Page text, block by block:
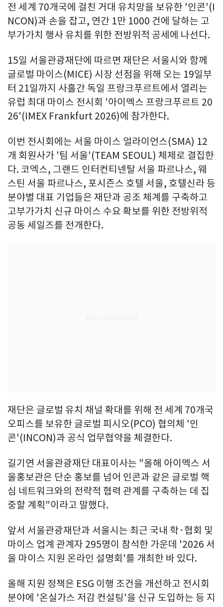
전 세계 70개국에 걸친 거대 유치망을 보유한 '인콘'(I
NCON)과 손을 잡고, 연간 1만 1000 건에 달하는 고
부가가치 행사 유치를 위한 전방위적 공세에 나선다.
15일 서울관광재단에 따르면 재단은 서울시와 함께
글로벌 마이스(MICE) 시장 선점을 위해 오는 19일부
터 21일까지 사흘간 독일 프랑크푸르트에서 열리는
유럽 최대 마이스 전시회 '아이멕스 프랑크푸르트 20
26'(IMEX Frankfurt 2026)에 참가한다.
이번 전시회에는 서울 마이스 얼라이언스(SMA) 12
개 회원사가 '팀 서울'(TEAM SEOUL) 체제로 결집한
다. 코엑스, 그랜드 인터컨티넨탈 서울 파르나스, 웨
스틴 서울 파르나스, 포시즌스 호텔 서울, 호텔신라 등
분야별 대표 기업들은 재단과 공조 체계를 구축하고
고부가가치 신규 마이스 수요 확보를 위한 전방위적
공동 세일즈를 전개한다.
재단은 글로벌 유치 채널 확대를 위해 전 세계 70개국
오피스를 보유한 글로벌 피시오(PCO) 협의체 '인
콘'(INCON)과 공식 업무협약을 체결한다.
길기연 서울관광재단 대표이사는 "올해 아이멕스 서
울홍보관은 단순 홍보를 넘어 인콘과 같은 글로벌 핵
심 네트워크와의 전략적 협력 관계를 구축하는 데 집
중할 계획"이라고 말했다.
앞서 서울관광재단과 서울시는 최근 국내 학·협회 및
마이스 업계 관계자 295명이 참석한 가운데 '2026 서
울 마이스 지원 온라인 설명회'를 개최한 바 있다.
올해 지원 정책은 ESG 이행 조건을 개선하고 전시회
분야에 '온실가스 저감 컨설팅'을 신규 도입하는 등 지